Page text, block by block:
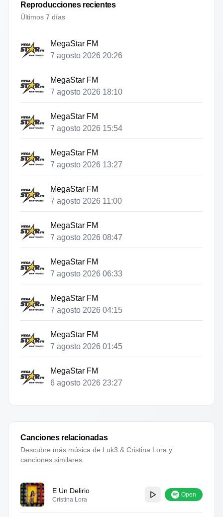
Reproducciones recientes
Últimos 7 días
MegaStar FM
7 agosto 2026 20:26
MegaStar FM
7 agosto 2026 18:10
MegaStar FM
7 agosto 2026 15:54
MegaStar FM
7 agosto 2026 13:27
MegaStar FM
7 agosto 2026 11:00
MegaStar FM
7 agosto 2026 08:47
MegaStar FM
7 agosto 2026 06:33
MegaStar FM
7 agosto 2026 04:15
MegaStar FM
7 agosto 2026 01:45
MegaStar FM
6 agosto 2026 23:27
Canciones relacionadas
Descubre más música de Luk3 & Cristina Lora y
canciones similares
E Un Delirio
Cristina Lora
Open